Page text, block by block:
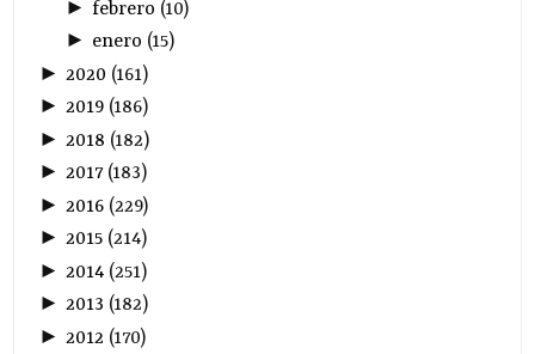
► febrero (10)
► enero (15)
► 2020 (161)
►2019 (186)
► 2018 (182)
►2017(183)
► 2016 (229)
►2015 (214)
► 2014 (251)
►2013 (182)
► 2012 (170)